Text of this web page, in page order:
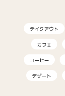
テイクアウト
カフェ
コーヒー
デザート